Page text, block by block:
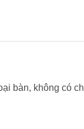
bàn, không có